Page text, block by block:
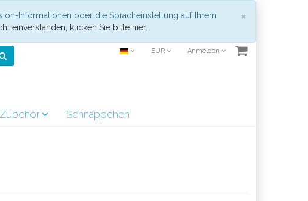
×
Informationen oder die Spracheinstellung auf Ihrem
einverstanden, klicken Sie bitte hier.
EUR Anmelden
Zubehör Schnäppchen